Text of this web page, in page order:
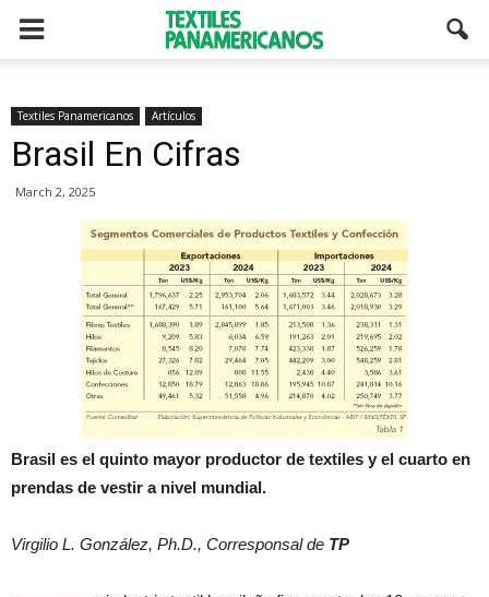
Textiles Panamericanos Artículos
Brasil En Cifras
March 2, 2025
Brasil es el quinto mayor productor de textiles y el cuarto en
prendas de vestir a nivel mundial.
Virgilio L. González, Ph.D., Corresponsal de TP